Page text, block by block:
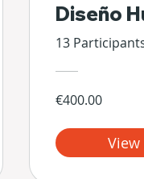
Diseño
13
€400.00